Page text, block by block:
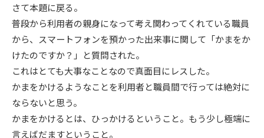
さて本題に戻る。
普段から利用者の親身になって考え関わってくれている職員
から、スマートフォンを預かった出来事に関して「かまをか
けたのですか？」と質問された。
これはとても大事なことなので真面目にレスした。
かまをかけるようなことを利用者と職員間で行っては絶対に
ならないと思う。
かまをかけるとは、ひっかけるということ。もう少し極端に
言えばだますということ。